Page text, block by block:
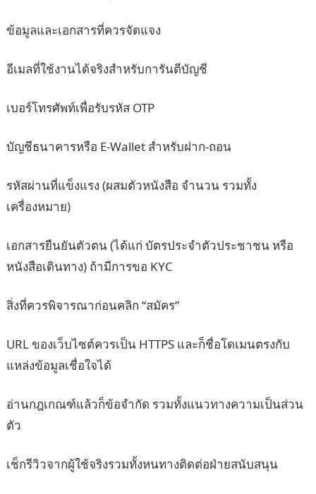
ข้อมูลและเอกสารที่ควรจัดแจง
อีเมลที่ใช้งานได้จริงสำหรับการันตีบัญชี
เบอร์โทรศัพท์เพื่อรับรหัส OTP
บัญชีธนาคารหรือ E-Wallet สำหรับฝาก-ถอน
รหัสผ่านที่แข็งแรง (ผสมตัวหนังสือ จำนวน รวมทั้ง
เครื่องหมาย)
เอกสารยืนยันตัวตน (ได้แก่ บัตรประจำตัวประชาชน หรือ
หนังสือเดินทาง) ถ้ามีการขอ KYC
สิ่งที่ควรพิจารณาก่อนคลิก “สมัคร”
URL ของเว็บไซต์ควรเป็น HTTPS และก็ชื่อโดเมนตรงกับ
แหล่งข้อมูลเชื่อใจได้
อ่านกฎเกณฑ์แล้วก็ข้อจำกัด รวมทั้งแนวทางความเป็นส่วน
ตัว
เช็กรีวิวจากผู้ใช้จริงรวมทั้งหนทางติดต่อฝ่ายสนับสนุน